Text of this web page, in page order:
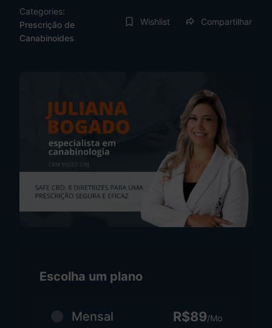
Categories:
Prescrição de
Canabinoides
Wishlist Compartilhar
Escolha um plano
Mensal R$89/Mo